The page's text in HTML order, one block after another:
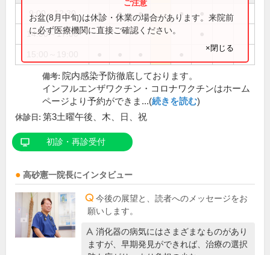
9:00～12:30 ● ● ● ●
14:00～17:00
お盆(8月中旬)は休診・休業の場合があります。来院前
に必ず医療機関に直接ご確認ください。
×閉じる
備考: 院内感染予防徹底しております。
インフルエンザワクチン・コロナワクチンはホーム
ページより予約ができま...(続きを読む)
休診日: 第3土曜午後、木、日、祝
初診・再診受付
高砂憲一院長にインタビュー
今後の展望と、読者へのメッセージをお
願いします。
消化器の病気にはさまざまなものがあり
ますが、早期発見ができれば、治療の選択